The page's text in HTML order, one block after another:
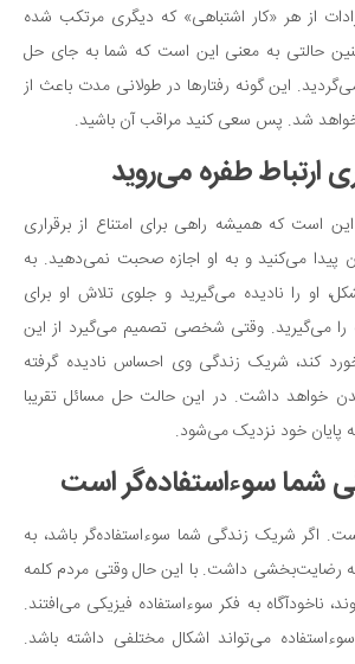
از هر «کار اشتباهی» که دیگری مرتکب شده
حالتی به معنی این است که شما به جای حل
این گونه رفتارها در طولانی مدت باعث از
شد. پس سعی کنید مراقب آن باشید.
است که همیشه راهی برای امتناع از برقراری
پیدا می‌کنید و به او اجازه صحبت نمی‌دهید. به
او را نادیده می‌گیرید و جلوی تلاش او برای
می‌گیرید. وقتی شخصی تصمیم می‌گیرد از این
کند، شریک زندگی وی احساس نادیده گرفته
خواهد داشت. در این حالت حل مسائل تقریبا
پایان خود نزدیک می‌شود.
اگر شریک زندگی شما سوءاستفاده‌گر باشد، به
رضایت‌بخشی داشت. با این حال وقتی مردم کلمه
ناخودآگاه به فکر سوءاستفاده فیزیکی می‌افتند.
می‌تواند اشکال مختلفی داشته باشد.